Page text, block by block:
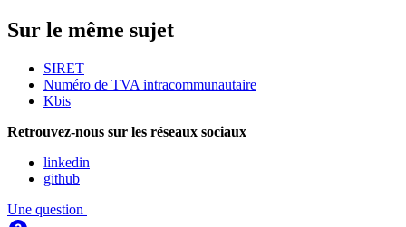
Sur le même sujet
SIRET
Numéro de TVA intracommunautaire
Kbis
Retrouvez-nous sur les réseaux sociaux
linkedin
github
Une question